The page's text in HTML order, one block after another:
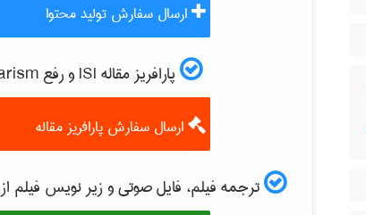
ارسال سفارش تولید محتوا
پارافریز مقاله ISI و رفع plagiarism
ارسال سفارش پارافریز مقاله
ترجمه فیلم، فایل صوتی و زیر نویس فیلم